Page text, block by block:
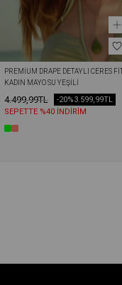
PREMIUM DRAPE DETAYLI CERES FIT
KADIN MAYO SU YEŞILI
4.499,99TL 3.599,99TL
-20%
SEPETTE %40 İNDİRİM